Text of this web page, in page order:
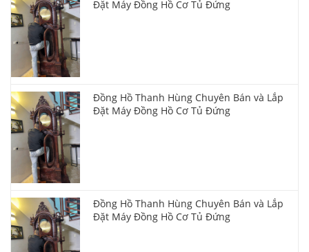
Đặt Máy Đồng Hồ Cơ Tủ Đứng
Đồng Hồ Thanh Hùng Chuyên Bán và Lắp
Đặt Máy Đồng Hồ Cơ Tủ Đứng
Đồng Hồ Thanh Hùng Chuyên Bán và Lắp
Đặt Máy Đồng Hồ Cơ Tủ Đứng